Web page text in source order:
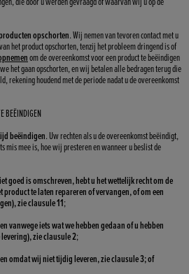
opschorten. Wij nemen van tevoren contact met u
het product opschorten, tenzij het probleem dringend is of
om de overeenkomst voor een product te beëindigen
het gaan opschorten, en wij betalen alle bedragen terug die
rekening houdend met de periode nadat u de overeenkomst
BEËINDIGEN
beëindigen. Uw rechten als u de overeenkomst beëindigt,
mis mee is, hoe wij presteren en wanneer u beslist de
goed is omschreven, hebt u het wettelijk recht om de
te laten repareren of vervangen, of om een
zie clausule 11;
vanwege iets wat we hebben gedaan of u hebben
zie clausule 2;
omdat wij niet tijdig leveren, zie clausule 3; of